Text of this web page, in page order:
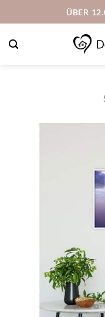
Inhalt
springen
ÜBER